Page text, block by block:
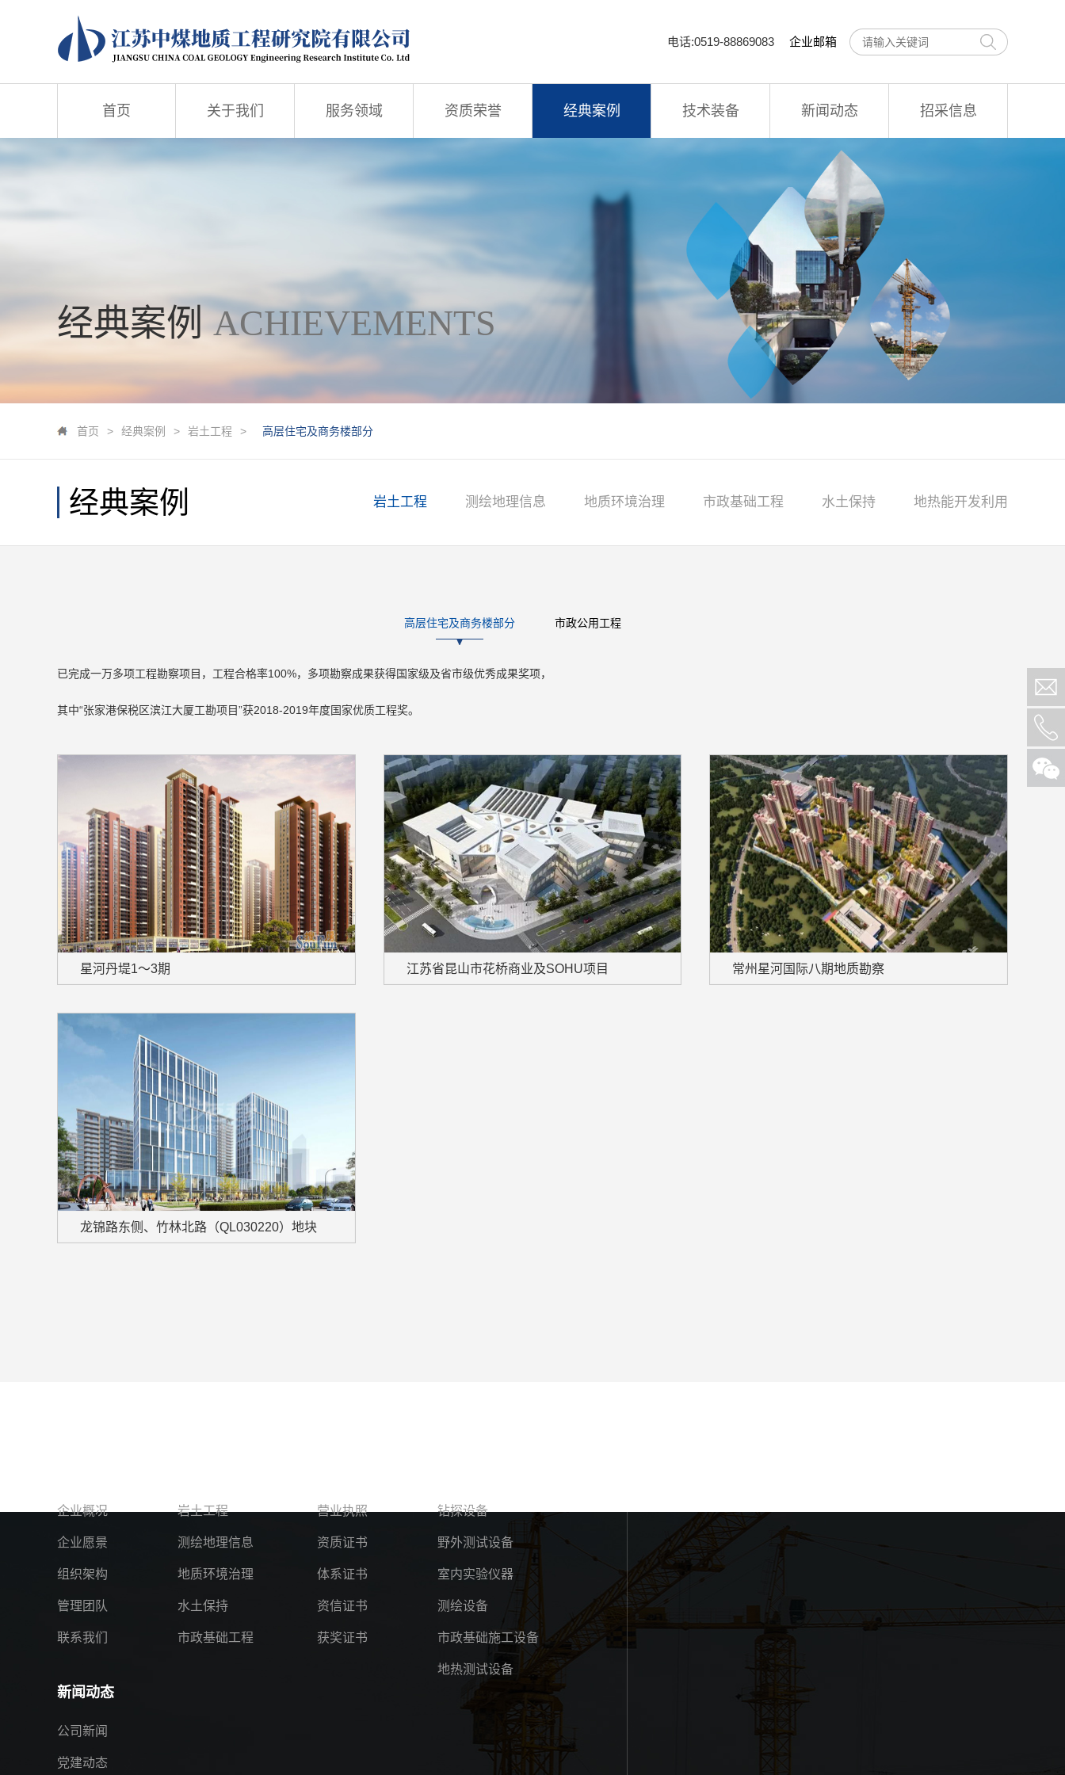
电话:0519-88869083 企业邮箱
首页 关于我们 服务领域 资质荣誉 经典案例 技术装备 新闻动态 招采信息
经典案例ACHIEVEMENTS
首页 > 经典案例 > 岩土工程 > 高层住宅及商务楼部分
经典案例 岩土工程 测绘地理信息 地质环境治理 市政基础工程 水土保持 地热能开发利用
高层住宅及商务楼部分 市政公用工程
已完成一万多项工程勘察项目，工程合格率100%，多项勘察成果获得国家级及省市级优秀成果奖项，
其中“张家港保税区滨江大厦工勘项目”获2018-2019年度国家优质工程奖。
星河丹堤1～3期 江苏省昆山市花桥商业及SOHU项目 常州星河国际八期地质勘察
龙锦路东侧、竹林北路（QL030220）地块
企业概况
企业愿景
组织架构
管理团队
联系我们
岩土工程
测绘地理信息
地质环境治理
水土保持
市政基础工程
营业执照
资质证书
体系证书
资信证书
获奖证书
钻探设备
野外测试设备
室内实验仪器
测绘设备
市政基础施工设备
地热测试设备
新闻动态
公司新闻
党建动态